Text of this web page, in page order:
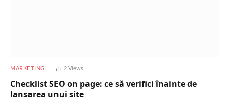
MARKETING 2 Views
Checklist SEO on page: ce să verifici înainte de
lansarea unui site